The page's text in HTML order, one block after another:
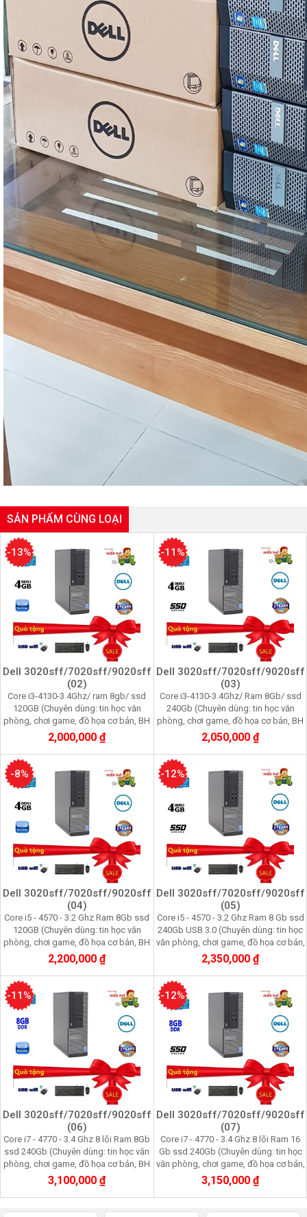
SẢN PHẨM CÙNG LOẠI
Dell 3020sff/7020sff/9020sff
(02)
Core i3-4130-3.4Ghz/ ram 8gb/ ssd
120GB (Chuyên dùng: tin học văn
phòng, chơi game, đồ họa cơ bản, BH
24 tháng)
2,000,000 ₫
-13%
Dell 3020sff/7020sff/9020sff
(03)
Core i3-4130-3.4Ghz/ Ram 8Gb/ ssd
240Gb (Chuyên dùng: tin học văn
phòng, chơi game, đồ họa cơ bản, BH
24 tháng)
2,050,000 ₫
-11%
Dell 3020sff/7020sff/9020sff
(04)
Core i5 - 4570 - 3.2 Ghz Ram 8Gb ssd
120GB (Chuyên dùng: tin học văn
phòng, chơi game, đồ họa cơ bản, BH
24 tháng)
2,200,000 ₫
-8%
Dell 3020sff/7020sff/9020sff
(05)
Core i5 - 4570 - 3.2 Ghz Ram 8 Gb ssd
240Gb USB 3.0 (Chuyên dùng: tin học
văn phòng, chơi game, đồ họa cơ bản,
BH 24 tháng)
2,350,000 ₫
-12%
Dell 3020sff/7020sff/9020sff
(06)
Core i7 - 4770 - 3.4 Ghz 8 lõi Ram 8Gb
ssd 240Gb (Chuyên dùng: tin học văn
phòng, chơi game, đồ họa cơ bản, BH
24 tháng)
3,100,000 ₫
-11%
Dell 3020sff/7020sff/9020sff
(07)
Core i7 - 4770 - 3.4 Ghz 8 lõi Ram 16
Gb ssd 240Gb (Chuyên dùng: tin học
văn phòng, chơi game, đồ họa cơ bản,
BH 24 tháng)
3,150,000 ₫
-12%